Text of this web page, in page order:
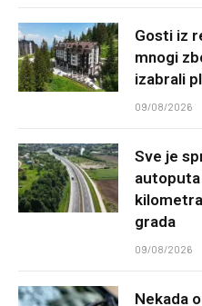
Gosti iz
mnogi
izabrali
09/08/2026
Sve je
autoputa
grada
09/08/2026
Nekada